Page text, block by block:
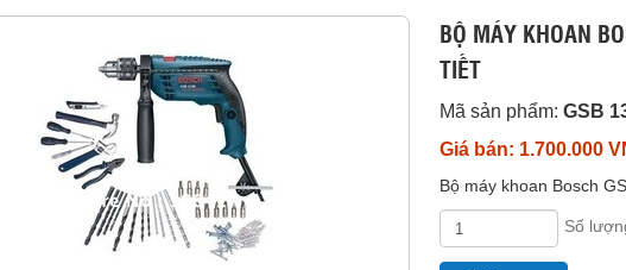
BỘ MÁY KHOAN
TIẾT
Mã sản phẩm:GSB
Giá bán: 1.700.000
Bộ máy khoan Bosch
Số